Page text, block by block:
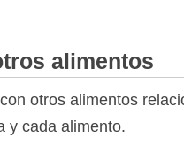
alimentos
otros alimentos
y cada alimento.